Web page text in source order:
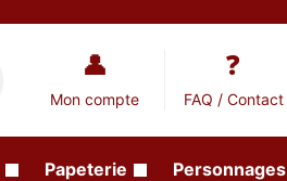
Mon compte FAQ / Contact
Papeterie Personnages